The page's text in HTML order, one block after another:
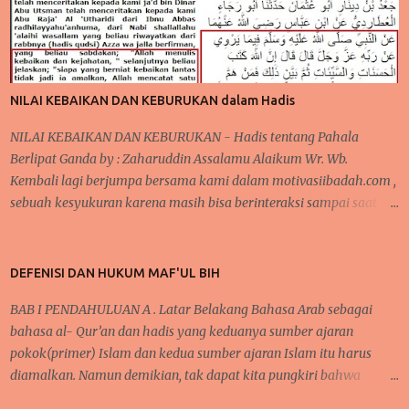
bahwa ada yang tidak beres pada makanan yang disediakan
sehingga sempat dilaporkan berdampak buruk bagi kesehatan
anak yang mengkomsumsinya. pada akhirnya di beritakan bahwa
orang yang memakannya menjadi jatuh sakit sehingga dikatakan
keracunan makanan dari makanan yang disalurkan dari MBG .
Meski demikian, MBG tetap berjal...
NILAI KEBAIKAN DAN KEBURUKAN dalam Hadis
NILAI KEBAIKAN DAN KEBURUKAN - Hadis tentang Pahala
Berlipat Ganda by : Zaharuddin Assalamu Alaikum Wr. Wb.
Kembali lagi berjumpa bersama kami dalam motivasiibadah.com ,
sebuah kesyukuran karena masih bisa berinteraksi sampai saat
kebaikan dan menjauhkan kita dari jalan keburukan. Pada
konsistensi dalam beribadah, baik dari segi mengontrol mindset
dan niat dalam beribadah, begitupula karena faktor kebiasaan
yang bisa membantu seseorang agar tetap semangat dalam
melaksanakan kebaikan dan bernilai ibadah kepada Allah Swt .
DEFENISI DAN HUKUM MAF'UL BIH
BAB I PENDAHULUAN A . Latar Belakang Bahasa Arab sebagai
bahasa al- Qur’an dan hadis yang keduanya sumber ajaran
pokok(primer) Islam dan kedua sumber ajaran Islam itu harus
diamalkan. Namun demikian, tak dapat kita pungkiri bahwa